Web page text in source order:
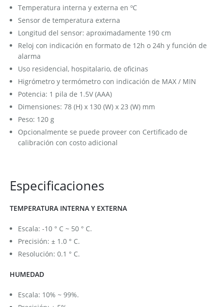
Temperatura interna y externa en ºC
Sensor de temperatura externa
Longitud del sensor: aproximadamente 190 cm
Reloj con indicación en formato de 12h o 24h y función de
alarma
Uso residencial, hospitalario, de oficinas
Higrómetro y termómetro con indicación de MAX / MIN
Potencia: 1 pila de 1.5V (AAA)
Dimensiones: 78 (H) x 130 (W) x 23 (W) mm
Peso: 120 g
Opcionalmente se puede proveer con Certificado de
calibración con costo adicional
Especificaciones
TEMPERATURA INTERNA Y EXTERNA
Escala: -10 ° C ~ 50 ° C.
Precisión: ± 1.0 ° C.
Resolución: 0.1 ° C.
HUMEDAD
Escala: 10% ~ 99%.